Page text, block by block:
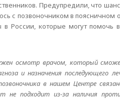
Предупредили, что
с позвоночником в
России, которые могут помочь
осмотр врачом, который
и назначения последующего
в нашем Центре
подходит из-за наличия